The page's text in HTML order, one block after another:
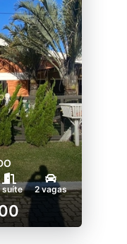
suíte 2 vagas